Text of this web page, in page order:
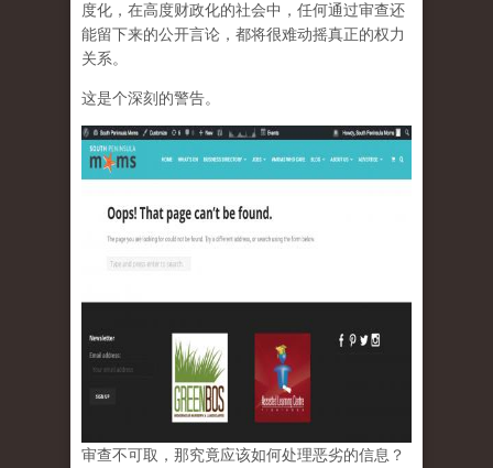
度化，在高度财政化的社会中，任何通过审查还
能留下来的公开言论，都将很难动摇真正的权力
关系。
这是个深刻的警告。
审查不可取，那究竟应该如何处理恶劣的信息？